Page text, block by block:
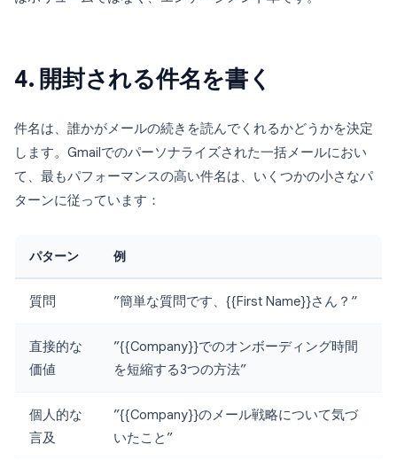
4. 開封される件名を書く
件名は、誰かがメールの続きを読んでくれるかどうかを決定
します。Gmailでのパーソナライズされた一括メールにおい
て、最もパフォーマンスの高い件名は、いくつかの小さなパ
ターンに従っています：
パターン 例
質問 ”簡単な質問です、{{First Name}}さん？“
直接的な
価値
”{{Company}}でのオンボーディング時間
を短縮する3つの方法”
個人的な
言及
”{{Company}}のメール戦略について気づ
いたこと”